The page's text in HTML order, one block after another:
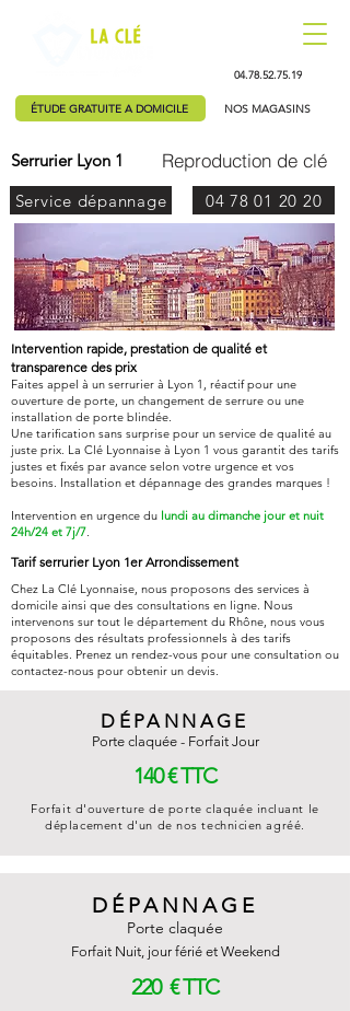
ÉTUDE GRATUITE A DOMICILE
04.78.52.75.19
NOS MAGASINS
Serrurier Lyon 1 Reproduction de clé
Service dépannage 04 78 01 20 20
Intervention rapide, prestation de qualité et
transparence des prix
Faites appel à un serrurier à Lyon 1, réactif pour une
ouverture de porte, un changement de serrure ou une
installation de porte blindée.
Une tarification sans surprise pour un service de qualité au
juste prix. La Clé Lyonnaise à Lyon 1 vous garantit des tarifs
justes et fixés par avance selon votre urgence et vos
besoins. Installation et dépannage des grandes marques !
Intervention en urgence du lundi au dimanche jour et nuit
24h/24 et 7j/7.
Tarif serrurier Lyon 1er Arrondissement
Chez La Clé Lyonnaise, nous proposons des services à
domicile ainsi que des consultations en ligne. Nous
intervenons sur tout le département du Rhône, nous vous
proposons des résultats professionnels à des tarifs
équitables. Prenez un rendez-vous pour une consultation ou
contactez-nous pour obtenir un devis.
DÉPANNAGE
Porte claquée - Forfait Jour
140 € TTC
Forfait d'ouverture de porte claquée incluant le
déplacement d'un de nos technicien agréé.
​DÉPANNAGE
Porte claquée
Forfait Nuit, jour férié et Weekend
220 € TTC